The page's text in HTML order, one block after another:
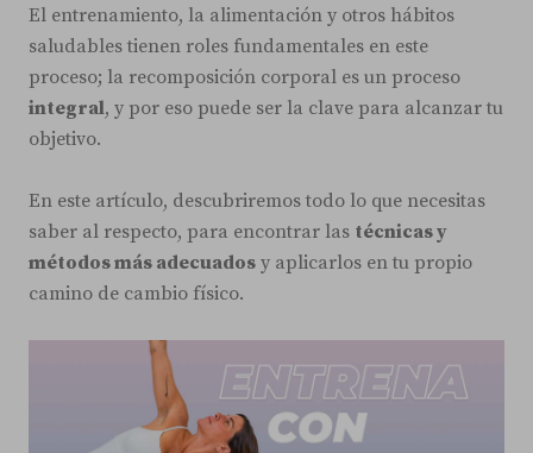
El entrenamiento, la alimentación y otros hábitos
saludables tienen roles fundamentales en este
proceso; la recomposición corporal es un proceso
integral, y por eso puede ser la clave para alcanzar tu
objetivo.
En este artículo, descubriremos todo lo que necesitas
saber al respecto, para encontrar las técnicas y
métodos más adecuados y aplicarlos en tu propio
camino de cambio físico.